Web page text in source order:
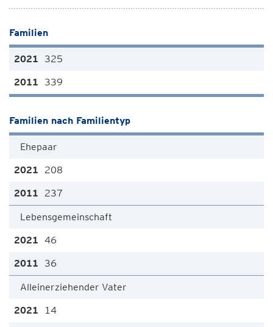
Familien
325
339
Familien nach Familientyp
Ehepaar
208
237
Lebensgemeinschaft
46
36
Alleinerziehender Vater
14